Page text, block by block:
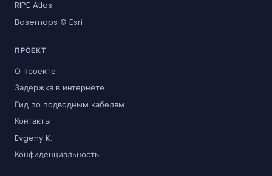
RIPE Atlas
Basemaps © Esri
ПРОЕКТ
О проекте
Задержка в интернете
Гид по подводным кабелям
Контакты
Evgeny K.
Конфиденциальность